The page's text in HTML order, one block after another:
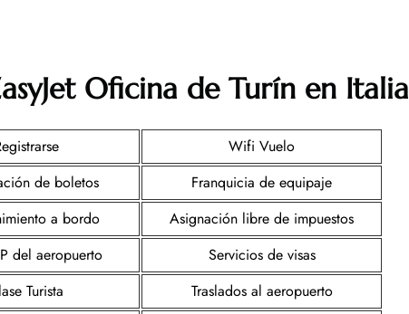
Oficina de Turín en Italia
Wifi Vuelo
de boletos
Franquicia de equipaje
a bordo
Asignación libre de impuestos
del aeropuerto
Servicios de visas
Turista
Traslados al aeropuerto